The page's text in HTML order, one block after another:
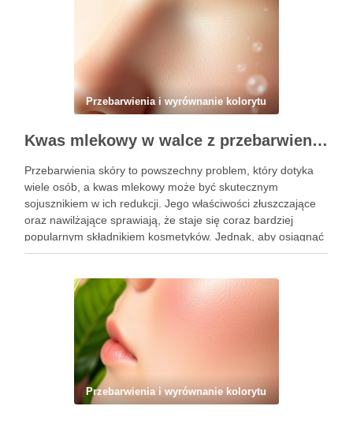
Przebarwienia i wyrównanie kolorytu
Kwas mlekowy w walce z przebarwieniami: skuteczne działanie i najczęstsze błędy stosowania
Przebarwienia skóry to powszechny problem, który dotyka
wiele osób, a kwas mlekowy może być skutecznym
sojusznikiem w ich redukcji. Jego właściwości złuszczające
oraz nawilżające sprawiają, że staje się coraz bardziej
popularnym składnikiem kosmetyków. Jednak, aby osiągnąć
zamierzone efekty, kluczowe jest nie tylko jego odpowiednie
Przebarwienia i wyrównanie kolorytu